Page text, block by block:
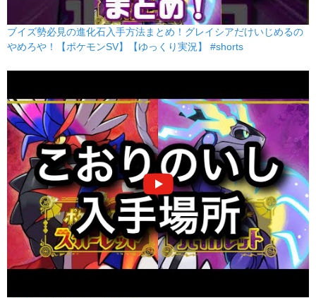
ブイズ勢必見の進化石入手方法まとめ！グレイシアだけいじめるの
やめろや！【ポケモンSV】【ゆっくり実況】 #shorts